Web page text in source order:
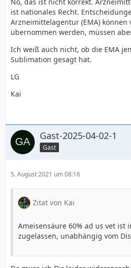
ist nationales Recht.
Arzneimittelagentur (EMA)
übernommen werden, müssen
Ich weiß auch nicht, ob die EMA
Sublimation gesagt hat.
LG
Kai
Gast-2025-04-02-1
Gast
5. August 2021 um 08:16
Zitat von Kai
Ameisensäure 60% ad us vet ist
zugelassen, unabhängig vom